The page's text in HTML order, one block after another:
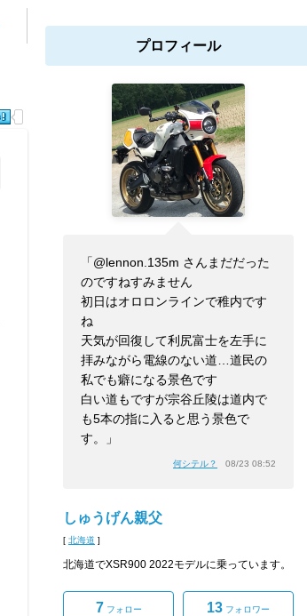
プロフィール
「@lennon.135m さんまだだった
のですねすみません
初日はオロロンラインで稚内です
ね
天気が回復して利尻富士を左手に
拝みながら電線のない道…道民の
私でも癖になる景色です
白い道もですが宗谷丘陵は道内で
も5本の指に入ると思う景色で
す。」
何シテル？ 08/23 08:52
しゅうげん親父
[ 北海道 ]
北海道でXSR900 2022モデルに乗っています。
7 フォロー 13 フォロワー